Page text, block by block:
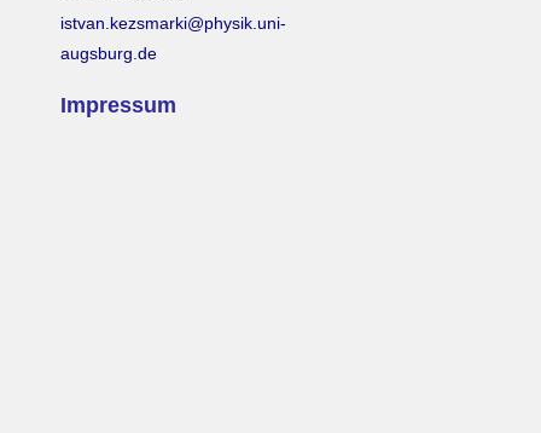
istvan.kezsmarki@physik.uni-
augsburg.de
Impressum